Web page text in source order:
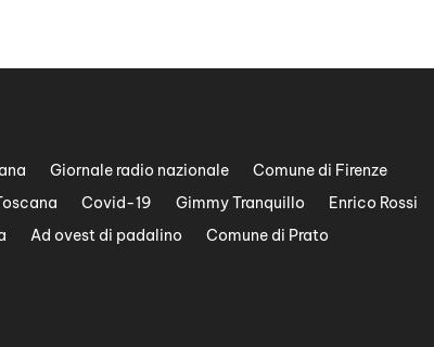
Giornale radio nazionale
Comune di Firenze
Covid-19 Gimmy Tranquillo
Enrico Rossi
Ad ovest di padalino
Comune di Prato